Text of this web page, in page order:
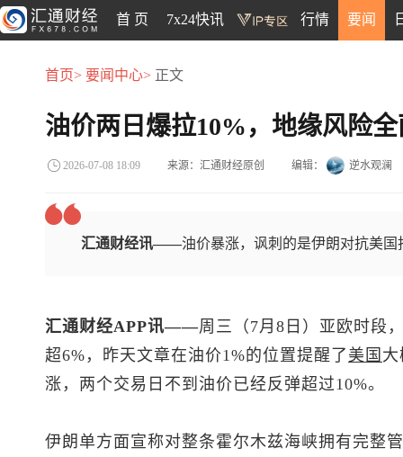
首 页 7x24快讯 行情 要闻
首页> 要闻中心> 正文
油价两日爆拉10%，地缘风险
2026-07-08 18:09 来源：汇通财经原创 编辑： 逆水观澜
汇通财经讯——油价暴涨，讽刺的是伊朗对抗美
汇通财经APP讯——周三（7月8日）亚欧时段
超6%，昨天文章在油价1%的位置提醒了 美国
涨，两个交易日不到油价已经反弹超过10%。
伊朗单方面宣称对整条霍尔木兹海峡拥有完整